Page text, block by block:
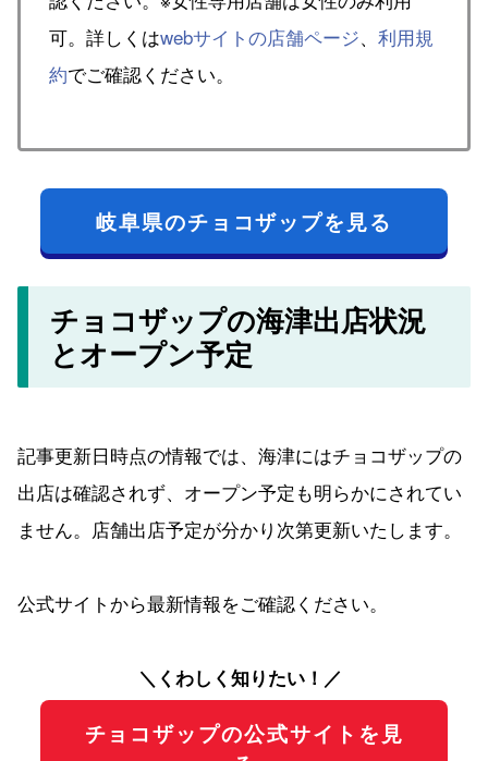
可。詳しくはwebサイトの店舗ページ、 利用規
約でご確認ください。
岐阜県のチョコザップを見る
チョコザップの海津出店状況
とオープン予定
記事更新日時点の情報では、海津にはチョコザップの
出店は確認されず、オープン予定も明らかにされてい
ません。店舗出店予定が分かり次第更新いたします。
公式サイトから最新情報をご確認ください。
＼くわしく知りたい！／
チョコザップの公式サイトを見